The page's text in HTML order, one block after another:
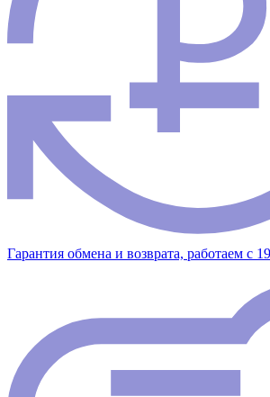
Гарантия обмена и возврата, работаем с